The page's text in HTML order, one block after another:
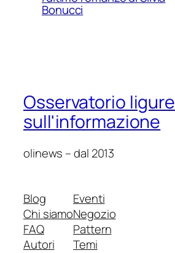
Bonucci
Osservatorio ligure
sull'informazione
olinews – dal 2013
Blog
Chi siamo
FAQ
Autori
Eventi
Negozio
Pattern
Temi